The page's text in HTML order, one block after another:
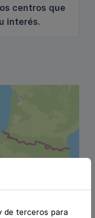
centros que
interés.
de terceros para